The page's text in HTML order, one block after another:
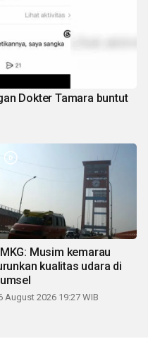
Dokter Tamara buntut
Musim kemarau
kualitas udara di
August 2026 19:27 WIB